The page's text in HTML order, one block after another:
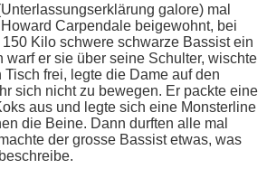
galore) mal
Carpendale beigewohnt, bei
Kilo schwere schwarze Bassist ein
warf er sie über seine Schulter, wischte
Tisch frei, legte die Dame auf den
sich nicht zu bewegen. Er packte eine
aus und legte sich eine Monsterline
die Beine. Dann durften alle mal
der grosse Bassist etwas, was